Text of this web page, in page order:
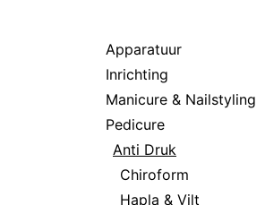
Apparatuur
Inrichting
Manicure & Nailstyling
Pedicure
Anti Druk
Chiroform
Hapla & Vilt